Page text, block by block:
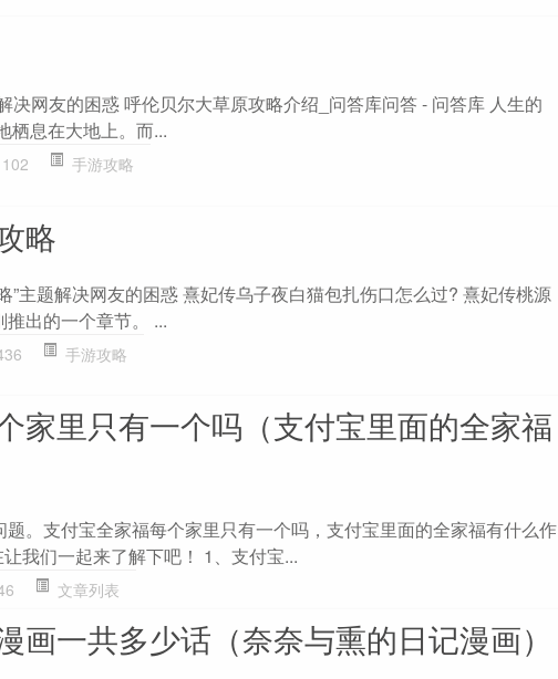
决网友的困惑 呼伦贝尔大草原攻略介绍_问答库问答 - 问答库 人生的
栖息在大地上。而...
102 手游攻略
略
”主题解决网友的困惑 熹妃传乌子夜白猫包扎伤口怎么过? 熹妃传桃源
出的一个章节。 ...
手游攻略
家里只有一个吗（支付宝里面的全家福
。支付宝全家福每个家里只有一个吗，支付宝里面的全家福有什么作
我们一起来了解下吧！ 1、支付宝...
文章列表
画一共多少话（奈奈与熏的日记漫画）